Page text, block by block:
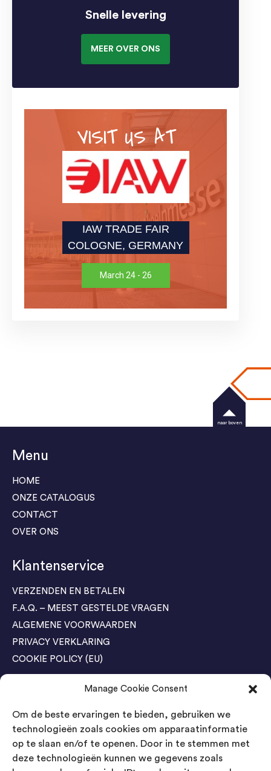
Manage Cookie Consent
Om de beste ervaringen te bieden, gebruiken we
technologieën zoals cookies om apparaatinformatie
op te slaan en/of te openen. Door in te stemmen met
deze technologieën kunnen we gegevens zoals
Snelle levering
MEER OVER ONS
VISIT US AT
IAW TRADE FAIR
COLOGNE, GERMANY
March 24 - 26
Menu
HOME
ONZE CATALOGUS
CONTACT
OVER ONS
Klantenservice
VERZENDEN EN BETALEN
F.A.Q. – MEEST GESTELDE VRAGEN
ALGEMENE VOORWAARDEN
PRIVACY VERKLARING
COOKIE POLICY (EU)
Agenda Trade Shows
04-05 November / SVG FAIR Winterswijk
Bestel GRATIS kaarten
24-26 March / IAW Trade Fair - Cologne
Bestel GRATIS kaarten
naar boven